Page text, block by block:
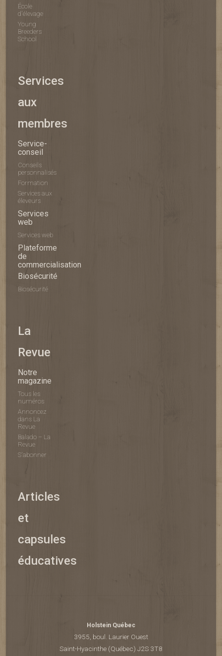
École
d'élevage
Young
Breeders
School
Services
aux
membres
Service-
conseil
Conseils
personnalisés
Formation
Services aux
éleveurs
Services
web
Services web
Plateforme
de
commercialisation
Biosécurité
Biosécurité
La
Revue
Notre
magazine
Tous les
numéros
Annoncez
dans La
Revue
Balado – La
Revue
S'abonner
Articles
et
capsules
éducatives
Holstein Québec
3955, boul. Laurier Ouest
Saint-Hyacinthe (Québec) J2S 3T8